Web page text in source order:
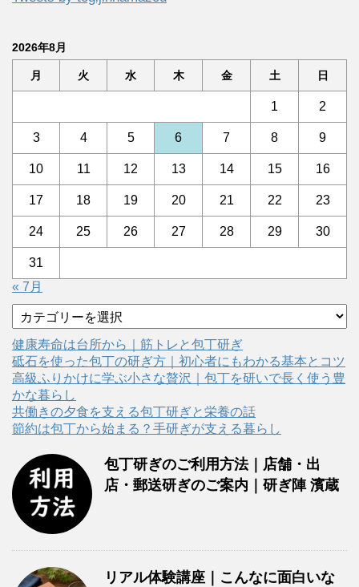
2026年8月
月 火 水 木 金 土 日
1 2
3 4 5 6 7 8 9
10 11 12 13 14 15 16
17 18 19 20 21 22 23
24 25 26 27 28 29 30
31
« 7月
テ
ゴ
リ
ー
健康寿命は台所から｜筋トレと包丁研ぎ
砥石を使った包丁の研ぎ方｜初心者にもわかる基本とコツ
高級ふりかけに学ぶ小さな贅沢｜包丁を研いで長く使う豊
かな暮らし
共働きの夕食を支える包丁研ぎと栄養の話
節約は包丁から始まる？手研ぎが支える暮らし
包丁研ぎのご利用方法｜店舗・出
店・郵送研ぎのご案内｜研ぎ陣 濱蔵
リアル体験講座｜こんなに面白いな